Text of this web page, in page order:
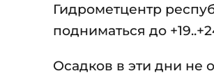
Гидрометцентр
подниматься до
Осадков в эти дни не